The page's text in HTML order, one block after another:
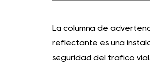
La columna de
reflectante es una
seguridad del tráfico